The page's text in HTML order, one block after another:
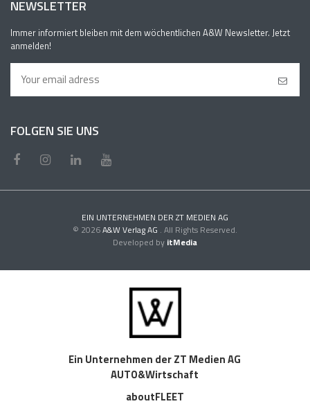
NEWSLETTER
Immer informiert bleiben mit dem wöchentlichen A&W Newsletter. Jetzt
anmelden!
FOLGEN SIE UNS
EIN UNTERNEHMEN DER ZT MEDIEN AG
© 2026A&W Verlag AG . All Rights Reserved.
Developed by itMedia
Ein Unternehmen der ZT Medien AG
AUTO&Wirtschaft
aboutFLEET